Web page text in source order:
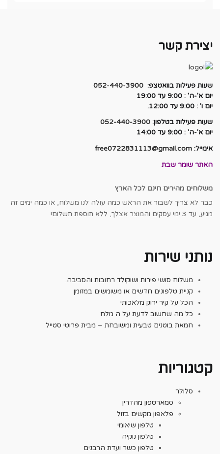
יצירת קשר
שעות פעילות בוואטצפ: 052-440-3900
יום א'-ה' : 9:00 עד 19:00
יום ו' : 9:00 עד 12:00.
שעות פעילות בטלפון: 052-440-3900
יום א'-ה' : 9:00 עד 14:00
אימייל: free0722831113@gmail.com
האתר שומר שבת
משלוחים מהירים חינם לכל הארץ
כבר לא צריך לשבור את הראש כמה עולה לנו משלוח, או כמה ימים זה
מגיע, עד 3 ימי עסקים והמוצר אצלך, ללא תוספת תשלום!
נותני שירות
משלוח סושי פירות ושוקולד רחובות והסביבה.
קניית טלפונים חדשים או משומשים במזומן
הכל על קיר ירוק מלאכותי
כל מה שחשוב לדעת על ה מלח
חמאת בוטנים טבעית ומשובחת – מבית פרוטי סטייל
קטגוריות
סלולר
סמארטפון מהדרין
פלאפון מקשים בזול
טלפון שיאומי
טלפון נוקיה
טלפון כשר ועדת הרבנים